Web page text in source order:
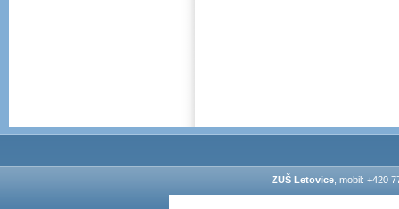
ZUŠ Letovice, mobil: +420